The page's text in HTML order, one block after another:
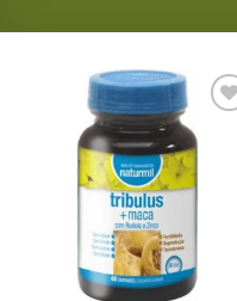
Adicionar
Favoritos